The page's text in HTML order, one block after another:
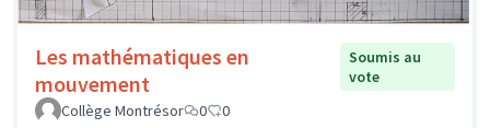
Les mathématiques en
mouvement
Soumis au
vote
Collège Montrésor
0 0